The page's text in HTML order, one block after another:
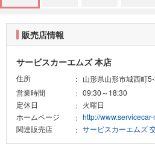
販売店情報
サービスカーエムズ 本店
住所 山形県山形市城西町
営業時間
09:30～18:30
定休日
火曜日
ホームページ
http://
関連販売店
サービスカーエムズ